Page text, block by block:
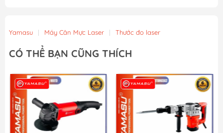
Yamasu | Máy Cân Mực Laser | Thước đo laser
CÓ THỂ BẠN CŨNG THÍCH